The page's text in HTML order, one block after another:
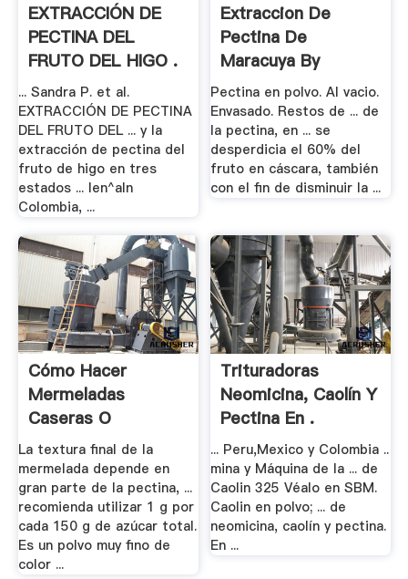
EXTRACCIÓN DE
PECTINA DEL
FRUTO DEL HIGO .
... Sandra P. et al.
EXTRACCIÓN DE PECTINA
DEL FRUTO DEL ... y la
extracción de pectina del
fruto de higo en tres
estados ... len^aIn
Colombia, ...
Extraccion De
Pectina De
Maracuya By
Esteania - .
Pectina en polvo. Al vacio.
Envasado. Restos de ... de
la pectina, en ... se
desperdicia el 60% del
fruto en cáscara, también
con el fin de disminuir la ...
Cómo Hacer
Mermeladas
Caseras O
Artesanales
La textura final de la
mermelada depende en
gran parte de la pectina, ...
recomienda utilizar 1 g por
cada 150 g de azúcar total.
Es un polvo muy fino de
color ...
Trituradoras
Neomicina, Caolín Y
Pectina En .
... Peru,Mexico y Colombia ..
mina y Máquina de la ... de
Caolin 325 Véalo en SBM.
Caolin en polvo; ... de
neomicina, caolín y pectina.
En ...